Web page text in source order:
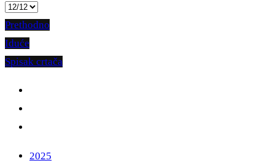
Prethodno
Iduće
Spisak crtača
2025